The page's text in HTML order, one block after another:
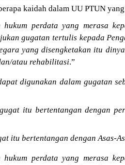
kaidah dalam UU PTUN
perdata yang merasa
gugatan tertulis kepada
yang disengketakan itu
atau rehabilitasi.”
digunakan dalam gugatan
itu bertentangan dengan
itu bertentangan dengan Asas-
perdata yang merasa